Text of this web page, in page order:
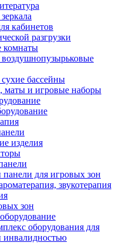
кабинетов
разгрузки
комнаты
бассейны
маты и игровые наборы
изделия
для игровых зон
звукотерапия
зон
оборудования для